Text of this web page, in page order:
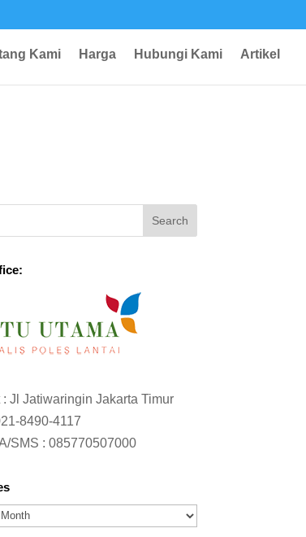
Kami Harga Hubungi Kami Artikel
: Jl Jatiwaringin Jakarta Timur
8490-4117
SMS :085770507000